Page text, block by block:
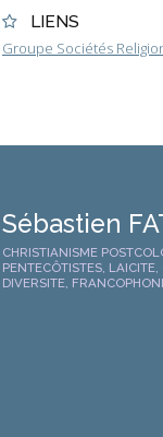
LIENS
Groupe Sociétés
Sébastien
CHRISTIANISME
PENTECÔTISTES,
DIVERSITE,